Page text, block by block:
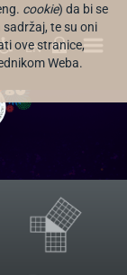
cookie) da bi se
te su oni
ove stranice,
Weba.
EN